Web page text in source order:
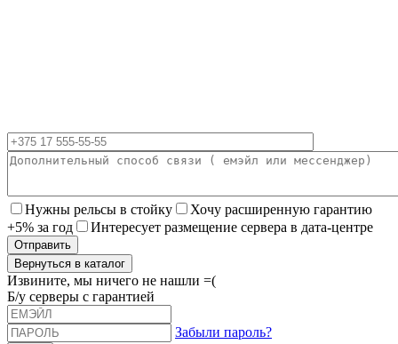
Нужны рельсы в стойку
Хочу расширенную гарантию
+5% за год
Интересует размещение сервера в дата-центре
Вернуться в каталог
Извините, мы ничего не нашли =(
Б/у серверы с гарантией
Забыли пароль?